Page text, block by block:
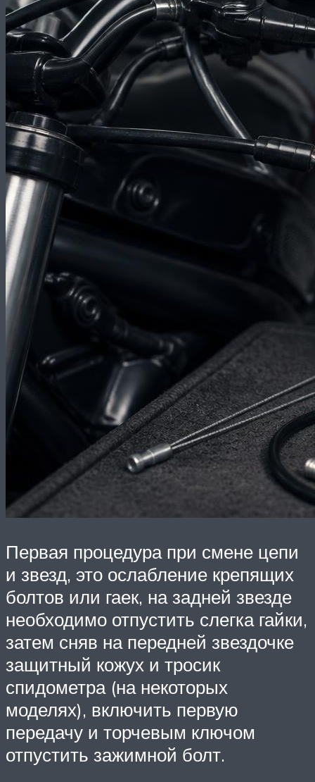
Первая процедура при смене цепи
и звезд, это ослабление крепящих
болтов или гаек, на задней звезде
необходимо отпустить слегка гайки,
затем сняв на передней звездочке
защитный кожух и тросик
спидометра (на некоторых
моделях), включить первую
передачу и торчевым ключом
отпустить зажимной болт.